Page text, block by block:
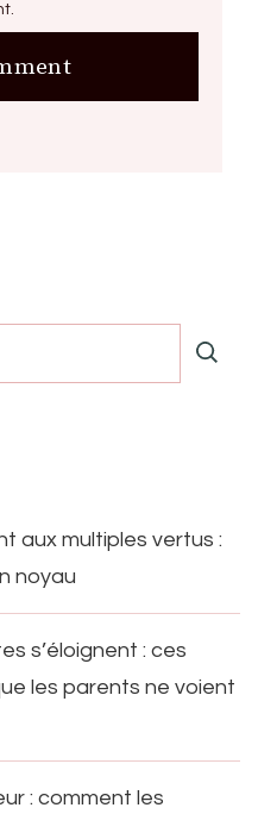
aux multiples vertus :
noyau
s’éloignent : ces
les parents ne voient
: comment les